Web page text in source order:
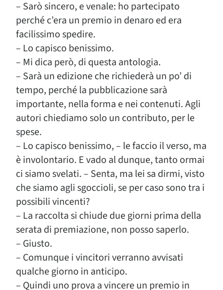
– Sarò sincero, e venale: ho partecipato
perché c’era un premio in denaro ed era
facilissimo spedire.
– Lo capisco benissimo.
– Mi dica però, di questa antologia.
– Sarà un edizione che richiederà un po’ di
tempo, perché la pubblicazione sarà
importante, nella forma e nei contenuti. Agli
autori chiediamo solo un contributo, per le
spese.
– Lo capisco benissimo, – le faccio il verso, ma
è involontario. E vado al dunque, tanto ormai
ci siamo svelati. – Senta, ma lei sa dirmi, visto
che siamo agli sgoccioli, se per caso sono tra i
possibili vincenti?
– La raccolta si chiude due giorni prima della
serata di premiazione, non posso saperlo.
– Giusto.
– Comunque i vincitori verranno avvisati
qualche giorno in anticipo.
– Quindi uno prova a vincere un premio in